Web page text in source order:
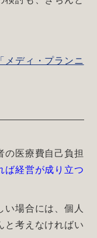
メディ・プランニ
の医療費自己負担
ば経営が成り立つ
い場合には、個人
と考えなければい